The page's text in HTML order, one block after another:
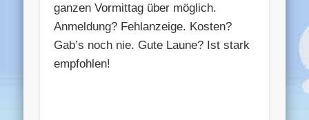
ganzen Vormittag über möglich.
Anmeldung? Fehlanzeige. Kosten?
Gab’s noch nie. Gute Laune? Ist stark
empfohlen!